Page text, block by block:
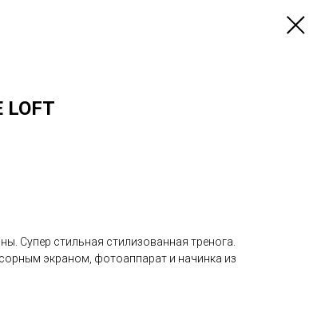
Супер стильная стилизованная тренога.
экраном, фотоаппарат и начинка из